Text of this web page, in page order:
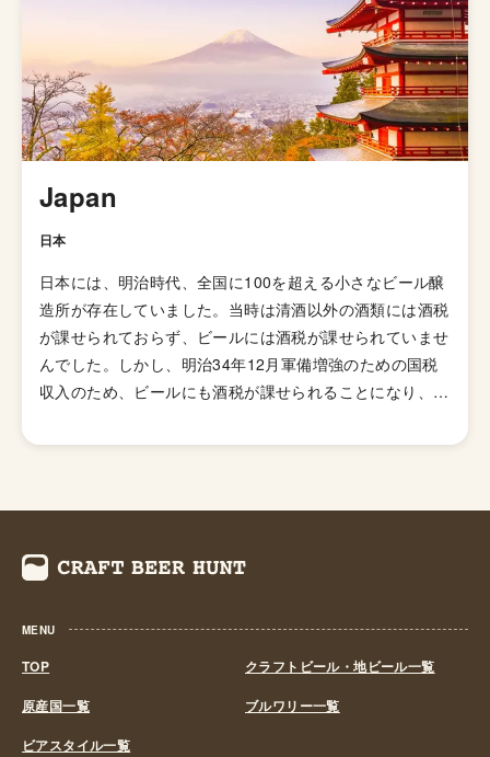
の一つとなりました。イギリスのブルワリー教会SIBAの
金メダルを受賞したブリュードッグの「パンクIPA」など
が有名です。 伝統的なIPAのスタイルは、オーストラリア
やニュージーランドなどの当時の植民地諸国へと輸出さ
れ、各国へと普及していきましたが、アメリカではさらに
独自の進化を遂げてきました。 ローストしたモルトを使
素を加えて頭部を取り除きドライで爽やかな飲み口を実現
した「ブリュットIPA」、ホップが強烈でアルコール度数
味の少ないホップを使い、ジューシーな柑橘系とフローラ
ルのフレーバーが特徴の「ニューイングランドIPA（ヘイ
ジーIPA・ジューシーIPA）」など様々なIPAのスタイルが
存在します。
Japan
日本
日本には、明治時代、全国に100を超える小さなビール醸
造所が存在していました。当時は清酒以外の酒類には酒税
が課せられておらず、ビールには酒税が課せられていませ
んでした。しかし、明治34年12月軍備増強のための国税
収入のため、ビールにも酒税が課せられることになり、資
を消していきました。これによりビール作りは戦後しばら
の年間2,000キロリッターから60キロリッターに引き下げ
られたことで転機がおとずれます。これにより、再び小規
が誕生する流れができました。ちなみ、地ビール製造免許
第1号は新潟県のエチゴビールと北海道のオホーツクビー
「オホーツクビール」が発売されました。 この経済政策
は功を奏し、日本中に続々と地ビール製造業社が生まれ、
MENU
TOP
クラフトビール・地ビール一覧
原産国一覧
ブルワリー一覧
ビアスタイル一覧